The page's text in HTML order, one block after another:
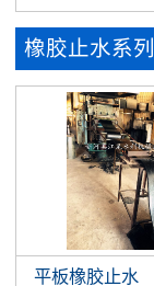
橡胶止水系列
平板橡胶止水